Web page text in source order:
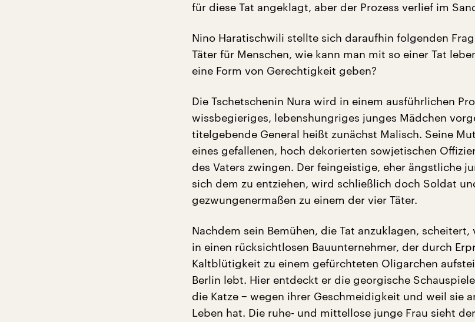
für diese Tat angeklagt, aber der Prozess verlief im
Nino Haratischwili stellte sich daraufhin folgenden
Täter für Menschen, wie kann man mit so einer Tat
eine Form von Gerechtigkeit geben?
Die Tschetschenin Nura wird in einem ausführlichen
wissbegieriges, lebenshungriges junges Mädchen
titelgebende General heißt zunächst Malisch. Seine
eines gefallenen, hoch dekorierten sowjetischen
des Vaters zwingen. Der feingeistige, eher ängstliche
sich dem zu entziehen, wird schließlich doch Soldat
gezwungenermaßen zu einem der vier Täter.
Nachdem sein Bemühen, die Tat anzuklagen,
in einen rücksichtlosen Bauunternehmer, der durch
Kaltblütigkeit zu einem gefürchteten Oligarchen
Berlin lebt. Hier entdeckt er die georgische
die Katze − wegen ihrer Geschmeidigkeit und weil sie
Leben hat. Die ruhe- und mittellose junge Frau sieht